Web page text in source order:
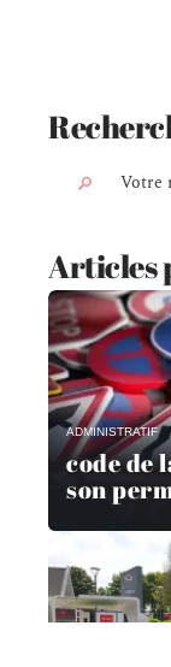
Articles
ADMINISTRATIF
code de
son